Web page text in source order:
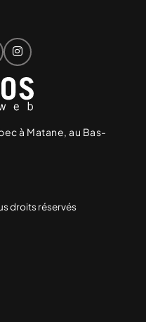

à Matane, au Bas-
droits réservés